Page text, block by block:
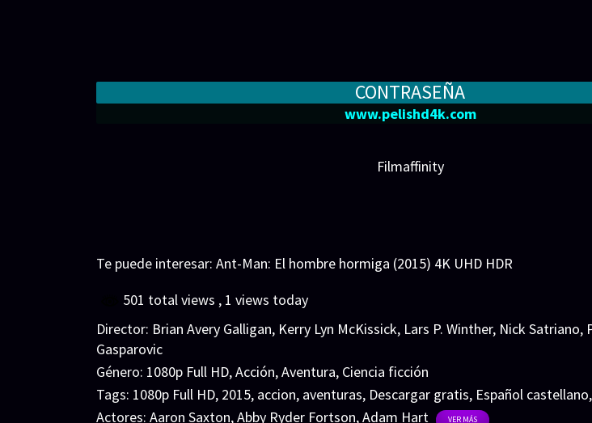
CONTRASEÑA
www.pelishd4k.com
Filmaffinity
Te puede interesar: Ant-Man: El hombre hormiga (2015) 4K UHD HDR
501 total views , 1 views today
Director: Brian Avery Galligan, Kerry Lyn McKissick, Lars P. Winther, Nick Satriano,
Gasparovic
Género: 1080p Full HD,Acción,Aventura, Ciencia ficción
Tags: 1080p Full HD, 2015, accion, aventuras, Descargar gratis, Español castellano,
Actores: Aaron Saxton,Abby Ryder Fortson,Adam Hart VER MÁS